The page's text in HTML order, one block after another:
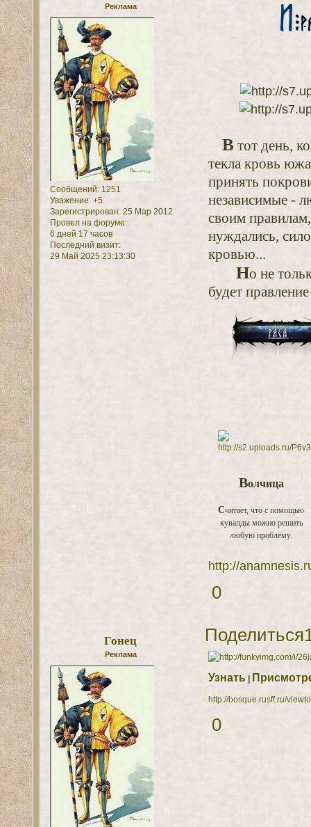
Реклама
Сообщений:1251
Уважение: +5
Зарегистрирован: 25 Мар 2012
Провел на форуме:
6 дней 17 часов
Последний визит:
29 Май 2025 23:13:30
В тот день,
текла кровь
принять
независимые -
своим
нуждались,
кровью...
Но не
будет
Волчица
Считает, что с помощью
кувалды можно решить
любую проблему.
http://
0
Поделиться
Гонец
Реклама
Узнать|
http://bosque.rusff.ru/
0